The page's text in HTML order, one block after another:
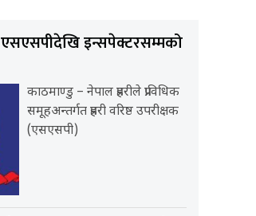
एसएसपीदेखि इन्सपेक्टरसम्मको
काठमाण्डु – नेपाल प्रहरीले प्राविधिक
समूहअन्तर्गत प्रहरी वरिष्ठ उपरीक्षक
(एसएसपी)